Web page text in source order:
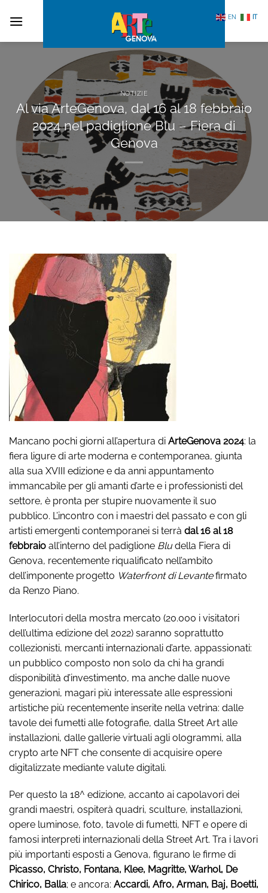
NOTIZIE
Al via ArteGenova, dal 16 al 18 febbraio
2024 nel padiglione Blu – Fiera di
Genova
Mancano pochi giorni all’apertura di ArteGenova 2024: la
fiera ligure di arte moderna e contemporanea, giunta
alla sua XVIII edizione e da anni appuntamento
immancabile per gli amanti d’arte e i professionisti del
settore, è pronta per stupire nuovamente il suo
pubblico. L’incontro con i maestri del passato e con gli
artisti emergenti contemporanei si terrà dal 16 al 18
febbraio all’interno del padiglione Bludella Fiera di
Genova, recentemente riqualificato nell’ambito
dell’imponente progetto Waterfront di Levantefirmato
da Renzo Piano.
Interlocutori della mostra mercato (20.000 i visitatori
dell’ultima edizione del 2022) saranno soprattutto
collezionisti, mercanti internazionali d’arte, appassionati:
un pubblico composto non solo da chi ha grandi
disponibilità d’investimento, ma anche dalle nuove
generazioni, magari più interessate alle espressioni
artistiche più recentemente inserite nella vetrina: dalle
tavole dei fumetti alle fotografie, dalla Street Art alle
installazioni, dalle gallerie virtuali agli ologrammi, alla
crypto arte NFT che consente di acquisire opere
digitalizzate mediante valute digitali.
Per questo la 18^ edizione, accanto ai capolavori dei
grandi maestri, ospiterà quadri, sculture, installazioni,
opere luminose, foto, tavole di fumetti, NFT e opere di
famosi interpreti internazionali della Street Art. Tra i lavori
più importanti esposti a Genova, figurano le firme di
Picasso, Christo, Fontana, Klee, Magritte, Warhol, De
Chirico, Balla; e ancora: Accardi, Afro, Arman, Baj, Boetti,
EN IT